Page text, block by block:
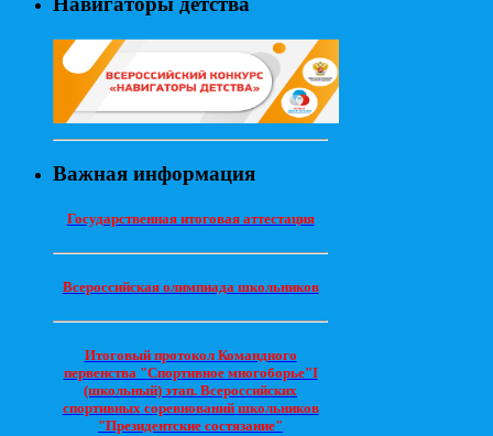
Важная информация
Государственная итоговая аттестация
Всероссийская олимпиада школьников
Итоговый протокол Командного
первенства "Спортивное многоборье"I
(школьный) этап. Всероссийских
спортивных соревнований школьников
"Президентские состязание"